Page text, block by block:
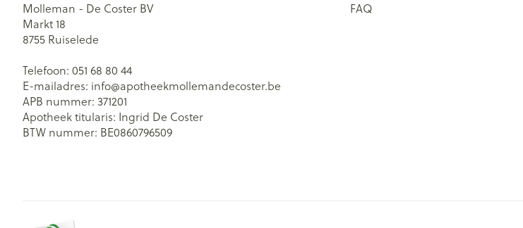
Molleman - De Coster BV
Markt 18
8755 Ruiselede
Telefoon: 051 68 80 44
E-mailadres: info@apotheekmollemandecoster.be
APB nummer: 371201
Apotheek titularis: Ingrid De Coster
BTW nummer: BE0860796509
FAQ